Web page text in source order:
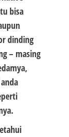
bisa
dinding
– masing